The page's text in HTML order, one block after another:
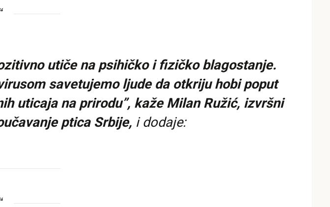
utiče na psihičko i fizičko blagostanje.
savetujemo ljude da otkriju hobi poput
uticaja na prirodu”, kaže Milan Ružić, izvršni
ptica Srbije, i dodaje: